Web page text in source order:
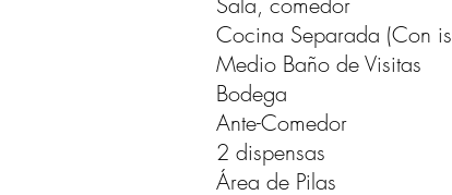
Cocina Separada (Con
Medio Baño de Visitas
Bodega
Ante-Comedor
2 dispensas
Área de Pilas